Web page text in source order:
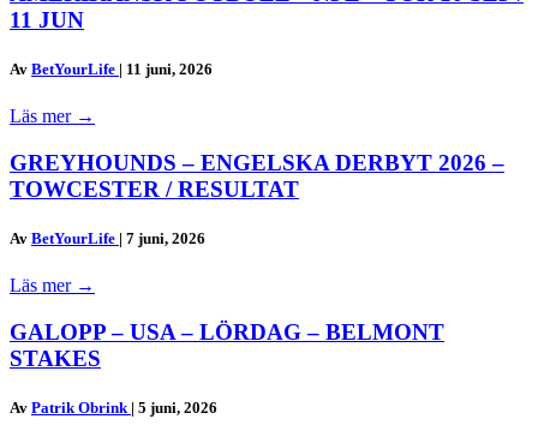
11 JUN
Av BetYourLife | 11 juni, 2026
Läs mer →
GREYHOUNDS – ENGELSKA DERBYT 2026 –
TOWCESTER / RESULTAT
Av BetYourLife | 7 juni, 2026
Läs mer →
GALOPP – USA – LÖRDAG – BELMONT
STAKES
Av Patrik Obrink | 5 juni, 2026